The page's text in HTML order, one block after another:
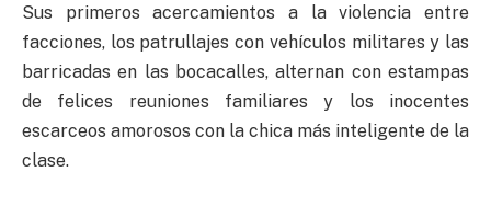
Sus primeros acercamientos a la violencia entre
facciones, los patrullajes con vehículos militares y las
barricadas en las bocacalles, alternan con estampas
de felices reuniones familiares y los inocentes
escarceos amorosos con la chica más inteligente de la
clase.